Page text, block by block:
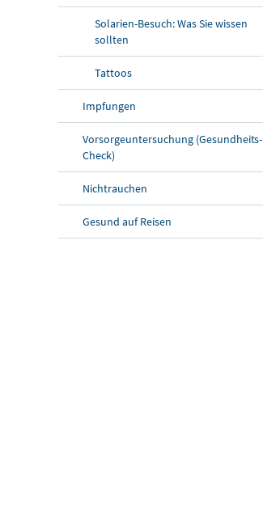
Solarien-Besuch: Was Sie wissen
sollten
Tattoos
Impfungen
Vorsorgeuntersuchung (Gesundheits-
Check)
Nichtrauchen
Gesund auf Reisen